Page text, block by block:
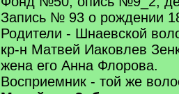
Запись № 93 о рождении
Родители - Шнаевской
кр-н Матвей Иаковлев
жена его Анна Флорова.
Восприемник - той же